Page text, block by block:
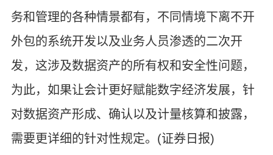
务和管理的各种情景都有，不同情境下离不开
外包的系统开发以及业务人员渗透的二次开
发，这涉及数据资产的所有权和安全性问题，
为此，如果让会计更好赋能数字经济发展，针
对数据资产形成、确认以及计量核算和披露，
需要更详细的针对性规定。(证券日报)